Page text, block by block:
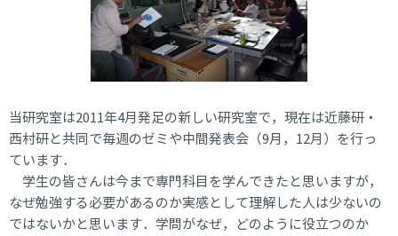
当研究室は2011年4月発足の新しい研究室で，現在は近藤研・
西村研と共同で毎週のゼミや中間発表会（9月，12月）を行っ
ています．
学生の皆さんは今まで専門科目を学んできたと思いますが，
なぜ勉強する必要があるのか実感として理解した人は少ないの
ではないかと思います．学問がなぜ，どのように役立つのか